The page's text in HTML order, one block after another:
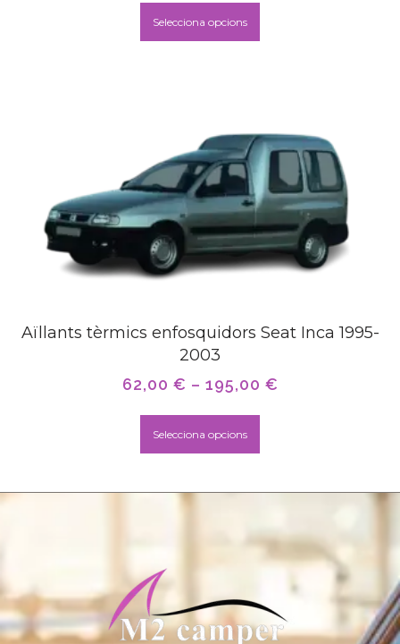
Selecciona opcions
Aïllants tèrmics enfosquidors Seat Inca 1995-
2003
62,00 € – 195,00 €
Selecciona opcions